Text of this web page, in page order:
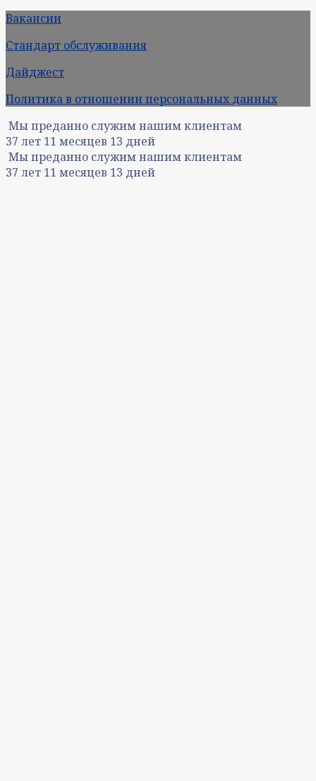
Вакансии
Стандарт обслуживания
Дайджест
Политика в отношении персональных данных
Мы преданно служим нашим клиентам
37 лет 11 месяцев 13 дней
Мы преданно служим нашим клиентам
37 лет 11 месяцев 13 дней